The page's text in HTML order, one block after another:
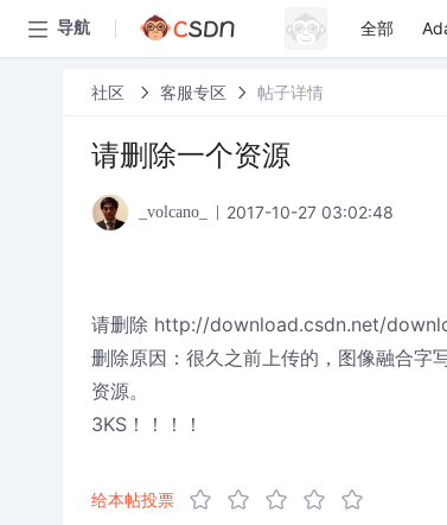
导航 全部
社区 客服专区 帖子详情
请删除一个资源
_volcano_ 2017-10-27 03:02:48
请删除 http://download.csdn.net/
删除原因：很久之前上传的，图像融合字
资源。
3KS！！！！
给本帖投票